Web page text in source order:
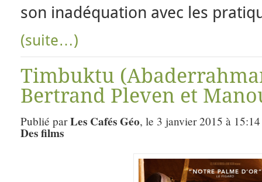
son inadéquation avec les
(suite…)
Timbuktu
Bertrand Pleven et
Publié parLes Cafés Géo, le 3 janvier 2015 à
Des films